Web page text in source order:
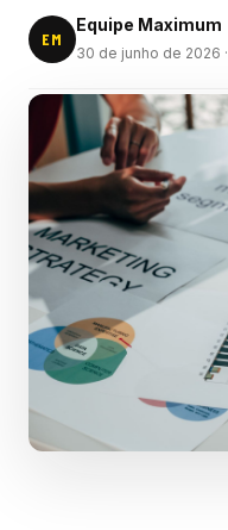
EM
Equipe Maximum
30 de junho de 2026